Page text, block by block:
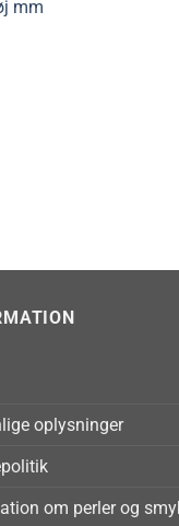
mm
oplysninger
om perler og